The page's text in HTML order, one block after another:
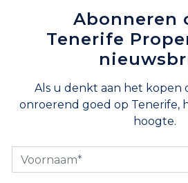
Abonneren
Tenerife
Als u denkt aan het kopen
onroerend goed op Tenerife,
hoogte.